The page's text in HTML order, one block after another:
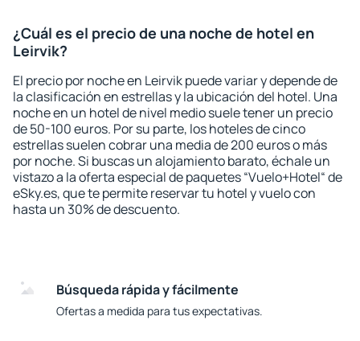
¿Cuál es el precio de una noche de hotel en
Leirvik?
El precio por noche en Leirvik puede variar y depende de
la clasificación en estrellas y la ubicación del hotel. Una
noche en un hotel de nivel medio suele tener un precio
de 50-100 euros. Por su parte, los hoteles de cinco
estrellas suelen cobrar una media de 200 euros o más
por noche. Si buscas un alojamiento barato, échale un
vistazo a la oferta especial de paquetes “Vuelo+Hotel“ de
eSky.es, que te permite reservar tu hotel y vuelo con
hasta un 30% de descuento.
Búsqueda rápida y fácilmente
Ofertas a medida para tus expectativas.